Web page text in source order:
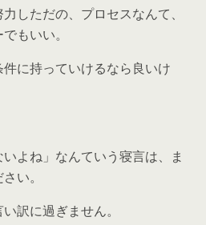
しただの、プロセスなんて、
もいい。
件に持っていけるなら良いけ
いよね」なんていう寝言は、ま
い。
訳に過ぎません。